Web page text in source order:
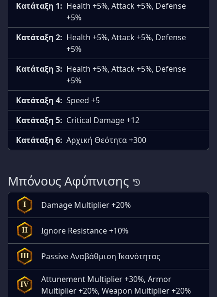
Κατάταξη 1: Health +5%, Attack +5%, Defense
+5%
Κατάταξη 2: Health +5%, Attack +5%, Defense
+5%
Κατάταξη 3: Health +5%, Attack +5%, Defense
+5%
Κατάταξη 4: Speed +5
Κατάταξη 5: Critical Damage +12
Κατάταξη 6: Αρχική Θεότητα +300
Μπόνους Αφύπνισης
I Damage Multiplier +20%
II Ignore Resistance +10%
III Passive Αναβάθμιση Ικανότητας
IV
Attunement Multiplier +30%, Armor
Multiplier +20%, Weapon Multiplier +20%